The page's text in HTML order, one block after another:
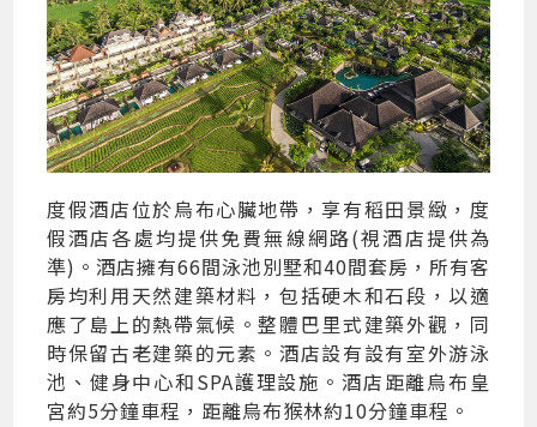
度假酒店位於烏布心臟地帶，享有稻田景緻，度
假酒店各處均提供免費無線網路(視酒店提供為
準)。酒店擁有66間泳池別墅和40間套房，所有客
房均利用天然建築材料，包括硬木和石段，以適
應了島上的熱帶氣候。整體巴里式建築外觀，同
時保留古老建築的元素。酒店設有設有室外游泳
池、健身中心和SPA護理設施。酒店距離烏布皇
宮約5分鐘車程，距離烏布猴林約10分鐘車程。